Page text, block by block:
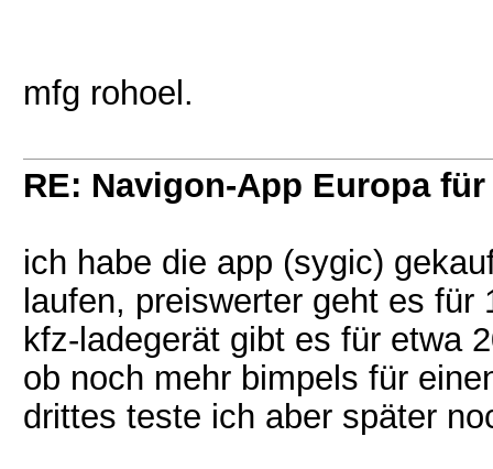
mfg rohoel.
RE: Navigon-App Europa
ich habe die app (sygic)
laufen, preiswerter geht es
kfz-ladegerät gibt es für etwa
ob noch mehr bimpels für
drittes teste ich aber später